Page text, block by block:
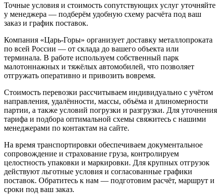
Точные условия и стоимость сопутствующих услуг уточняйте
у менеджера — подберём удобную схему расчёта под ваш
заказ и график поставок.
Компания «Царь-Горы» организует доставку металлопроката
по всей России — от склада до вашего объекта или
терминала. В работе используем собственный парк
малотоннажных и тяжёлых автомобилей, что позволяет
отгружать оперативно и привозить вовремя.
Стоимость перевозки рассчитываем индивидуально с учётом
направления, удалённости, массы, объёма и длиномерности
партии, а также условий погрузки и разгрузки. Для уточнения
тарифа и подбора оптимальной схемы свяжитесь с нашими
менеджерами по контактам на сайте.
На время транспортировки обеспечиваем документальное
сопровождение и страхование груза, контролируем
целостность упаковки и маркировки. Для крупных отгрузок
действуют льготные условия и согласованные графики
поставок. Обратитесь к нам — подготовим расчёт, маршрут и
сроки под ваш заказ.